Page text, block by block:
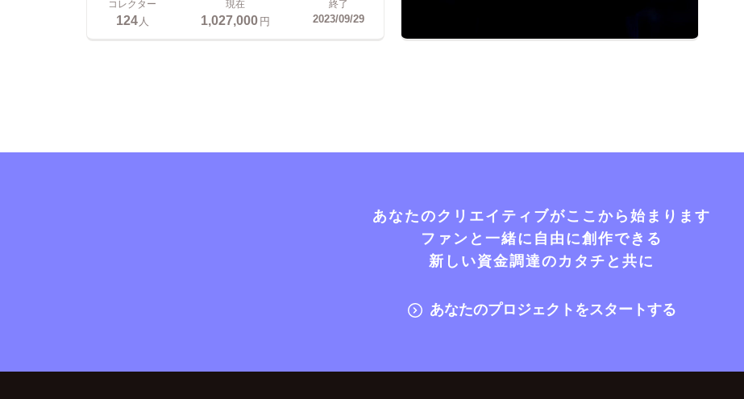
コレクター
124人
現在
1,027,000円
終了
2023/09/29
あなたのクリエイティブがここから始まります
ファンと一緒に自由に創作できる
新しい資金調達のカタチと共に
あなたのプロジェクトをスタートする